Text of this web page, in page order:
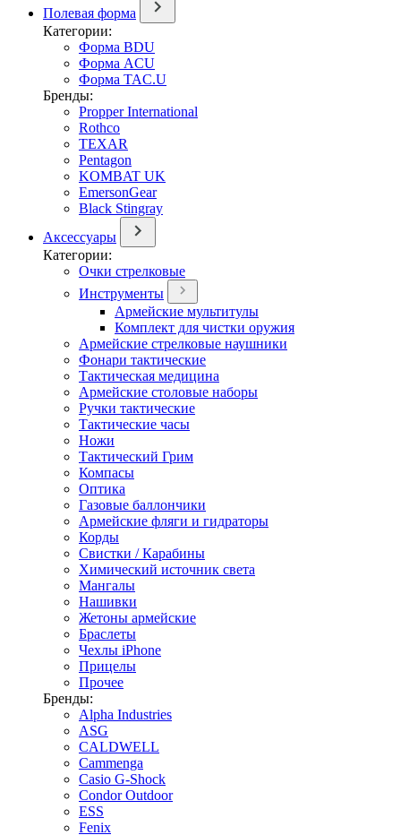
Полевая форма
Категории:
Форма BDU
Форма ACU
Форма TAC.U
Бренды:
Propper International
Rothco
TEXAR
Pentagon
KOMBAT UK
EmersonGear
Black Stingray
Аксессуары
Категории:
Очки стрелковые
Инструменты
Армейские мультитулы
Комплект для чистки оружия
Армейские стрелковые наушники
Фонари тактические
Тактическая медицина
Армейские столовые наборы
Ручки тактические
Тактические часы
Ножи
Тактический Грим
Компасы
Оптика
Газовые баллончики
Армейские фляги и гидраторы
Корды
Свистки / Карабины
Химический источник света
Мангалы
Нашивки
Жетоны армейские
Браслеты
Чехлы iPhone
Прицелы
Прочее
Бренды:
Alpha Industries
ASG
CALDWELL
Cammenga
Casio G-Shock
Condor Outdoor
ESS
Fenix